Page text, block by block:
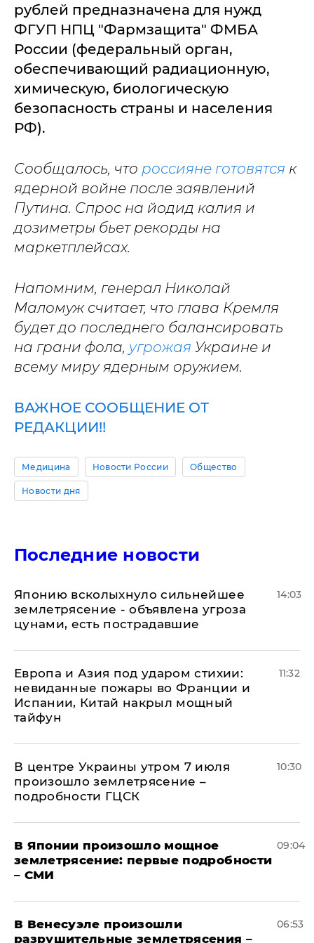
рублей предназначена для нужд
ФГУП НПЦ "Фармзащита" ФМБА
России (федеральный орган,
обеспечивающий радиационную,
химическую, биологическую
безопасность страны и населения
РФ).
Сообщалось, что россияне готовятся к
ядерной войне после заявлений
Путина. Спрос на йодид калия и
дозиметры бьет рекорды на
маркетплейсах.
Напомним, генерал Николай
Маломуж считает, что глава Кремля
будет до последнего балансировать
на грани фола, угрожая Украине и
всему миру ядерным оружием.
ВАЖНОЕ СООБЩЕНИЕ ОТ
РЕДАКЦИИ!!
Медицина Новости России Общество
Новости дня
Последние новости
Японию всколыхнуло сильнейшее
землетрясение - объявлена угроза
цунами, есть пострадавшие
14:03
Европа и Азия под ударом стихии:
невиданные пожары во Франции и
Испании, Китай накрыл мощный
тайфун
11:32
В центре Украины утром 7 июля
произошло землетрясение –
подробности ГЦСК
10:30
В Японии произошло мощное
землетрясение: первые подробности
– СМИ
09:04
В Венесуэле произошли
разрушительные землетрясения –
06:53